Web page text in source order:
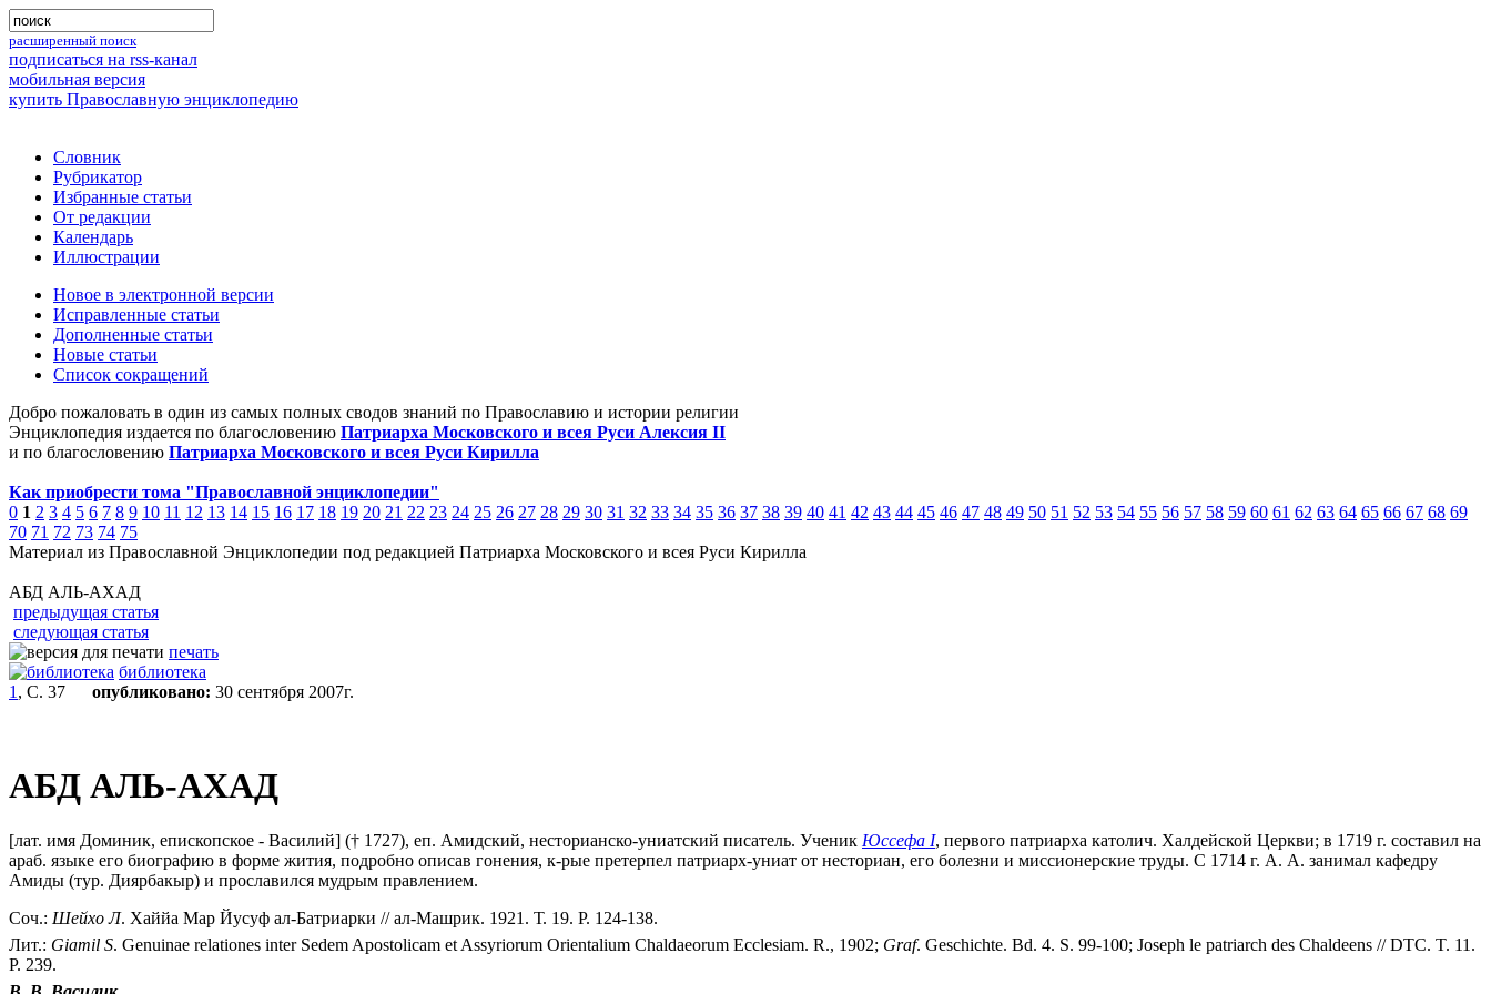
расширенный поиск
подписаться на rss-канал
мобильная версия
купить Православную энциклопедию
Словник
Рубрикатор
Избранные статьи
От редакции
Календарь
Иллюстрации
Новое в электронной версии
Исправленные статьи
Дополненные статьи
Новые статьи
Список сокращений
Добро пожаловать в один из самых полных сводов знаний по Православию и истории религии
Энциклопедия издается по благословению Патриарха Московского и всея Руси Алексия II
и по благословению Патриарха Московского и всея Руси Кирилла
Как приобрести тома "Православной энциклопедии"
0 1 2 3 4 5 6 7 8 9 10 11 12 13 14 15 16 17 18 19 20 21 22 23 24 25 26 27 28 29 30 31 32 33 34 35 36 37 38 39 40 41 42 43 44 45 46 47 48 49 50 51 52 53 54 55 56 57 58 59 60 61 62 63 64 65 66 67 68 69
70 71 72 73 74 75
Материал из Православной Энциклопедии под редакцией Патриарха Московского и всея Руси Кирилла
АБД АЛЬ-АХАД
предыдущая статья
следующая статья
печать
библиотека
1 , С. 37 опубликовано: 30 сентября 2007г.
АБД АЛЬ-АХАД
[лат. имя Доминик, епископское - Василий] († 1727), еп. Амидский, несторианско-униатский писатель. Ученик Юссефа I, первого патриарха католич. Халдейской Церкви; в 1719 г. составил на
араб. языке его биографию в форме жития, подробно описав гонения, к-рые претерпел патриарх-униат от несториан, его болезни и миссионерские труды. С 1714 г. А. А. занимал кафедру
Амиды (тур. Диярбакыр) и прославился мудрым правлением.
Соч.: Шейхо Л. Хаййа Мар Йусуф ал-Батриарки // ал-Машрик. 1921. Т. 19. P. 124-138.
Лит.: Giamil S. Genuinae relationes inter Sedem Apostolicam et Assyriorum Orientalium Chaldaeorum Ecclesiam. R., 1902; Graf. Geschichte. Bd. 4. S. 99-100; Joseph le patriarch des Chaldeens // DTC. T. 11.
P. 239.